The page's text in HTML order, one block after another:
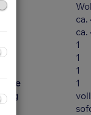
ca.
ca.
1
1
1
1